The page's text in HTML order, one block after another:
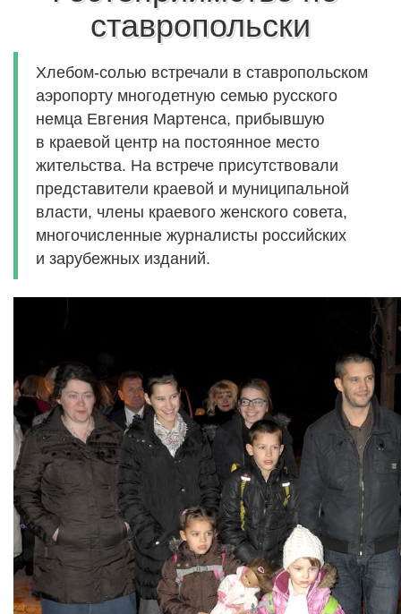
ставропольски
Хлебом-солью встречали в ставропольском
аэропорту многодетную семью русского
немца Евгения Мартенса, прибывшую
в краевой центр на постоянное место
жительства. На встрече присутствовали
представители краевой и муниципальной
власти, члены краевого женского совета,
многочисленные журналисты российских
и зарубежных изданий.